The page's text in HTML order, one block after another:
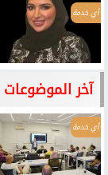
أي خدمة
آخر الموضوعات
أي خدمة